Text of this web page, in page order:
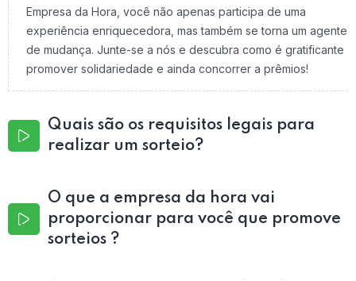
Empresa da Hora, você não apenas participa de uma
experiência enriquecedora, mas também se torna um agente
de mudança. Junte-se a nós e descubra como é gratificante
promover solidariedade e ainda concorrer a prêmios!
Quais são os requisitos legais para
realizar um sorteio?
O que a empresa da hora vai
proporcionar para você que promove
sorteios ?